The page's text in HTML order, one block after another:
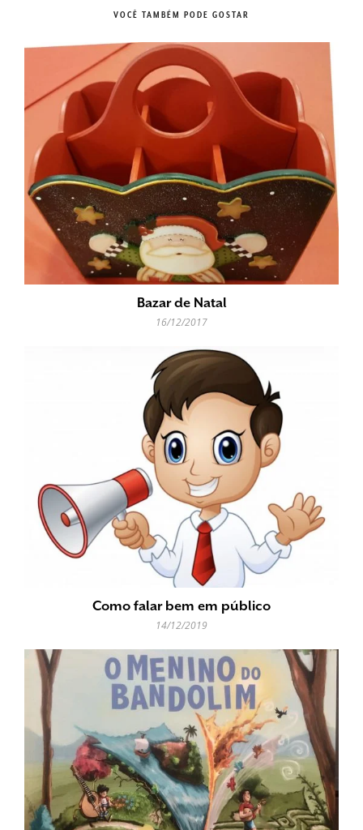
VOCÊ TAMBÉM PODE GOSTAR
Bazar de Natal
16/12/2017
Como falar bem em público
14/12/2019